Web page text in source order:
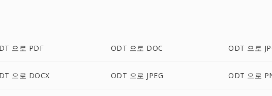
으로 PDF ODT 으로 DOC ODT 으로
으로 DOCX ODT 으로 JPEG ODT 으로